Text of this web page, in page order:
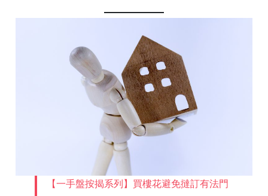
【一手盤按揭系列】買樓花避免撻訂有法門